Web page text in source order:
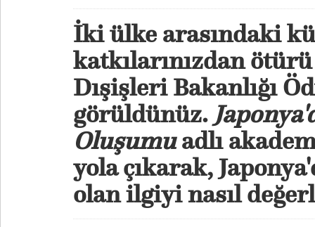
İki ülke arasındaki
katkılarınızdan
Dışişleri Bakanlığı
görüldünüz.
Oluşumuadlı
yola çıkarak,
olan ilgiyi nasıl